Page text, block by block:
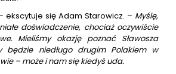
ekscytuje się Adam Starowicz. – Myślę,
doświadczenie, chociaż oczywiście
Mieliśmy okazję poznać Sławosza
będzie niedługo drugim Polakiem w
– może i nam się kiedyś uda.